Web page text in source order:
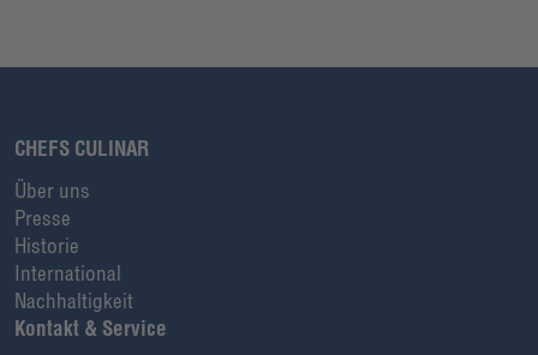
CHEFS CULINAR
Über uns
Presse
Historie
International
Nachhaltigkeit
Kontakt & Service